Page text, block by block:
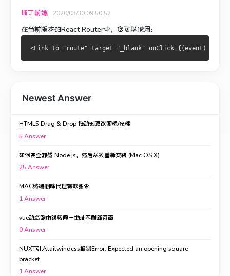
斯丁前端 2020/03/30 09:50:52
在当前版本的React Router中，您可以使用：
Newest Answer
HTML5 Drag & Drop 拖动时更改图标/光标
5 Answer
如何完全卸载 Node.js，然后从头重新安装 (Mac OS X)
25 Answer
MAC终端删除代理有效命令
1Answer
vue动态路由跳转同一地址不刷新页面
0Answer
NUXT引入tailwindcss报错Error: Expected an opening square
bracket.
1Answer